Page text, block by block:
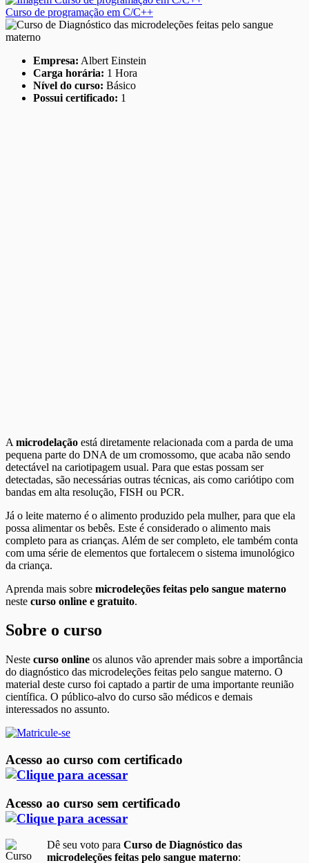
Curso de programação em C/C++
Empresa: Albert Einstein
Carga horária: 1 Hora
Nível do curso: Básico
Possui certificado: 1
A microdelação está diretamente relacionada com a parda de uma
pequena parte do DNA de um cromossomo, que acaba não sendo
detectável na cariotipagem usual. Para que estas possam ser
detectadas, são necessárias outras técnicas, ais como cariótipo com
bandas em alta resolução, FISH ou PCR.
Já o leite materno é o alimento produzido pela mulher, para que ela
possa alimentar os bebês. Este é considerado o alimento mais
completo para as crianças. Além de ser completo, ele também conta
com uma série de elementos que fortalecem o sistema imunológico
da criança.
Aprenda mais sobre microdeleções feitas pelo sangue materno
neste curso online e gratuito.
Sobre o curso
Neste curso online os alunos vão aprender mais sobre a importância
do diagnóstico das microdeleções feitas pelo sangue materno. O
material deste curso foi captado a partir de uma importante reunião
científica. O público-alvo do curso são médicos e demais
interessados no assunto.
Acesso ao curso com certificado
Acesso ao curso sem certificado
Dê seu voto para Curso de Diagnóstico das
microdeleções feitas pelo sangue materno: